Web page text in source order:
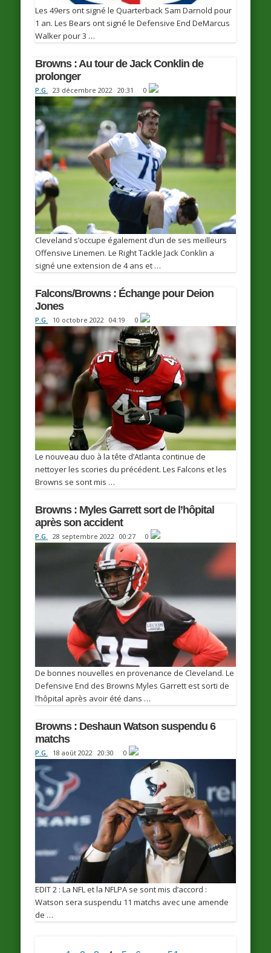
Les 49ers ont signé le Quarterback Sam Darnold pour
1 an. Les Bears ont signé le Defensive End DeMarcus
Walker pour 3 …
Browns : Au tour de Jack Conklin de
prolonger
P.G. 23 décembre 2022 20:31 0
Cleveland s’occupe également d’un de ses meilleurs
Offensive Linemen. Le Right Tackle Jack Conklin a
signé une extension de 4 ans et …
Falcons/Browns : Échange pour Deion
Jones
P.G. 10 octobre 2022 04:19 0
Le nouveau duo à la tête d’Atlanta continue de
nettoyer les scories du précédent. Les Falcons et les
Browns se sont mis …
Browns : Myles Garrett sort de l’hôpital
après son accident
P.G. 28 septembre 2022 00:27 0
De bonnes nouvelles en provenance de Cleveland. Le
Defensive End des Browns Myles Garrett est sorti de
l’hôpital après avoir été dans …
Browns : Deshaun Watson suspendu 6
matchs
P.G. 18 août 2022 20:30 0
EDIT 2 : La NFL et la NFLPA se sont mis d’accord :
Watson sera suspendu 11 matchs avec une amende
de …